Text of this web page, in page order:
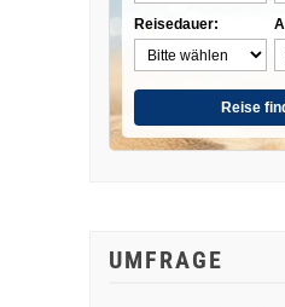
Reisedauer:
Reise
UMFRAGE